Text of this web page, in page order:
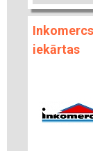
iekārtas